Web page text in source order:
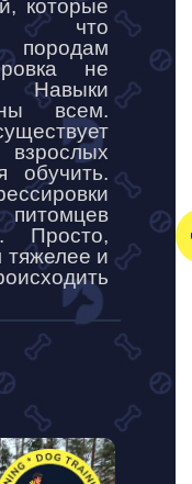
которые
что
не
всем.
обучить.
Просто,
и